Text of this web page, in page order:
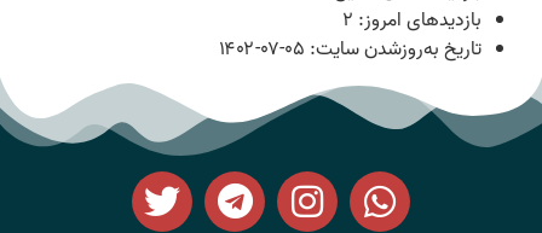
بازدیدهای امروز: ۲
تاریخ به‌روزشدن سایت: ۱۴۰۲-۰۷-۰۵